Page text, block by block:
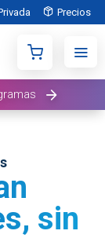
Precios
sin